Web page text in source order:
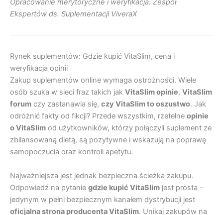
Opracowanie merytoryczne i weryfikacja: Zespół
Ekspertów ds. Suplementacji ViveraX
Rynek suplementów: Gdzie kupić VitaSlim, cena i
weryfikacja opinii
Zakup suplementów online wymaga ostrożności. Wiele
osób szuka w sieci fraz takich jak VitaSlim opinie, VitaSlim
forum czy zastanawia się, czy VitaSlim to oszustwo. Jak
odróżnić fakty od fikcji? Przede wszystkim, rzetelne opinie
o VitaSlim od użytkowników, którzy połączyli suplement ze
zbilansowaną dietą, są pozytywne i wskazują na poprawę
samopoczucia oraz kontroli apetytu.
Najważniejsza jest jednak bezpieczna ścieżka zakupu.
Odpowiedź na pytanie gdzie kupić VitaSlim jest prosta –
jedynym w pełni bezpiecznym kanałem dystrybucji jest
oficjalna strona producenta VitaSlim. Unikaj zakupów na